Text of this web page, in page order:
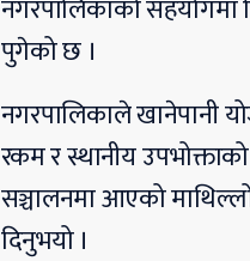
नगरपालिकाको सहयोगमा
पुगेको छ ।
नगरपालिकाले खानेपानी
रकम र स्थानीय
सञ्चालनमा आएको
दिनुभयो ।